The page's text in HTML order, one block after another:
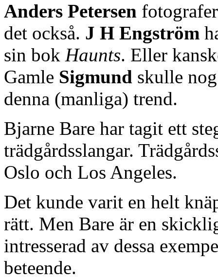
Anders Petersen
det också. J H Engström
sin bok Haunts. Eller
Gamle Sigmund skulle
denna (manliga) trend.
Bjarne Bare har tagit ett
trädgårdsslangar.
Oslo och Los Angeles.
Det kunde varit en helt
rätt. Men Bare är en
intresserad av dessa
beteende.